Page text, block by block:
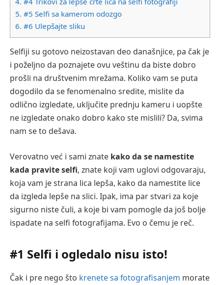
5. #5 Selfi sa kamerom odozgo
6. #6 Ulepšajte sliku
Selfiji su gotovo neizostavan deo današnjice, pa čak je
i poželjno da poznajete ovu veštinu da biste dobro
prošli na društvenim mrežama. Koliko vam se puta
dogodilo da se fenomenalno sredite, mislite da
odlično izgledate, uključite prednju kameru i uopšte
ne izgledate onako dobro kako ste mislili? Da, svima
nam se to dešava.
Verovatno već i sami znate kako da se namestite
kada pravite selfi, znate koji vam uglovi odgovaraju,
koja vam je strana lica lepša, kako da namestite lice
da izgleda lepše na slici. Ipak, ima par stvari za koje
sigurno niste čuli, a koje bi vam pomogle da još bolje
ispadate na selfi fotografijama. Evo o čemu je reč.
#1 Selfi i ogledalo nisu isto!
Čak i pre nego što krenete sa fotografisanjem morate